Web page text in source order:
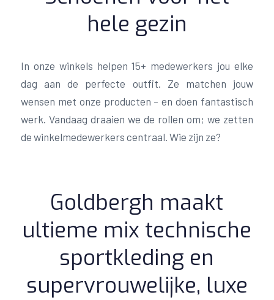
hele gezin
In onze winkels helpen 15+ medewerkers jou elke
dag aan de perfecte outfit. Ze matchen jouw
wensen met onze producten – en doen fantastisch
werk. Vandaag draaien we de rollen om; we zetten
de winkelmedewerkers centraal. Wie zijn ze?
Goldbergh maakt
ultieme mix technische
sportkleding en
supervrouwelijke, luxe